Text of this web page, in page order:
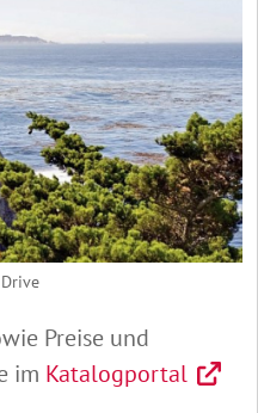
Preise und
im Katalogportal